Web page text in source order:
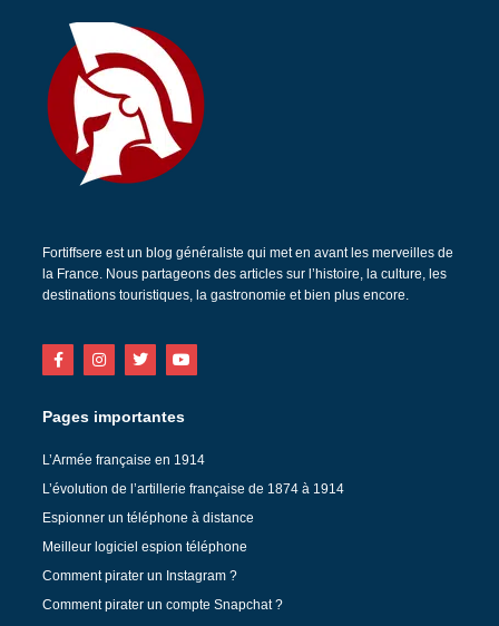
Fortiffsere est un blog généraliste qui met en avant les merveilles de
la France. Nous partageons des articles sur l’histoire, la culture, les
destinations touristiques, la gastronomie et bien plus encore.
Pages importantes
L’Armée française en 1914
L’évolution de l’artillerie française de 1874 à 1914
Espionner un téléphone à distance
Meilleur logiciel espion téléphone
Comment pirater un Instagram ?
Comment pirater un compte Snapchat ?